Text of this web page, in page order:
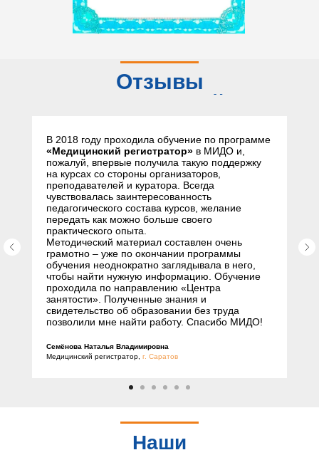
Отзывы
слушателей
В 2018 году проходила обучение по программе
«Медицинский регистратор» в МИДО и,
пожалуй, впервые получила такую поддержку
на курсах со стороны организаторов,
преподавателей и куратора. Всегда
чувствовалась заинтересованность
педагогического состава курсов, желание
передать как можно больше своего
практического опыта.
Методический материал составлен очень
грамотно – уже по окончании программы
обучения неоднократно заглядывала в него,
чтобы найти нужную информацию. Обучение
проходила по направлению «Центра
занятости». Полученные знания и
свидетельство об образовании без труда
позволили мне найти работу. Спасибо МИДО!
Семёнова Наталья Владимировна
Медицинский регистратор, г. Саратов
Наши